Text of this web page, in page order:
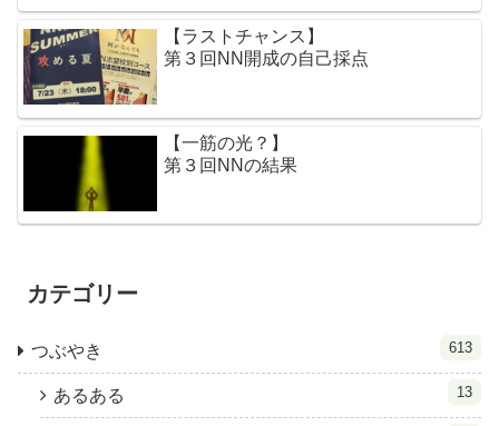
【ラストチャンス】
第３回NN開成の自己採点
【一筋の光？】
第３回NNの結果
カテゴリー
つぶやき 613
あるある 13